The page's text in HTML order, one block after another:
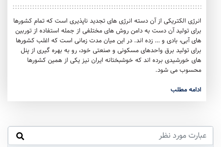
انرژی الکتریکی از آن دسته انرژی های تجدید ناپذیری است که تمام کشورها
برای تولید آن دست به دامن روش های مختلفی از جمله استفاده از توربین
های آبی، بادی و … زده اند. در این میان مدت زمانی است که اغلب کشورها
برای تولید برق واحدهای مسکونی و صنعتی خود، رو به بهره گیری از پنل
های خورشیدی برده اند که خوشبختانه ایران نیز یکی از همین کشورها
محسوب می شود.
ادامه مطلب